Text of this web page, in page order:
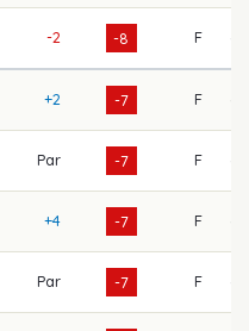
-2 -8 F
+2 -7 F
Par -7 F
+4 -7 F
Par -7 F